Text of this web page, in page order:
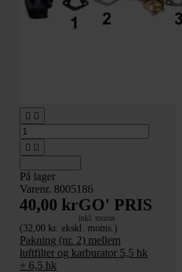
 
 
På lager
Varenr. 8005186
40,00 krGO' PRIS
inkl. moms
(32,00 kr. ekskl. moms.)
Pakning (nr. 2) mellem
luftfilter og karburator 5,5 hk
+ 6,5 hk